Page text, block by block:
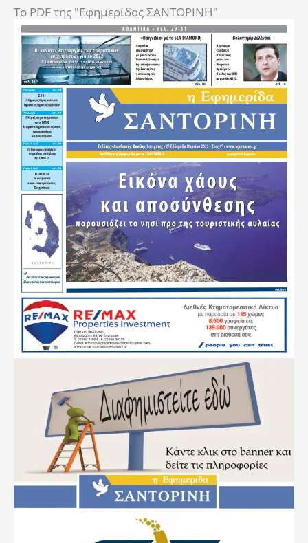
To PDF της "Εφημερίδας ΣΑΝΤΟΡΙΝΗ"